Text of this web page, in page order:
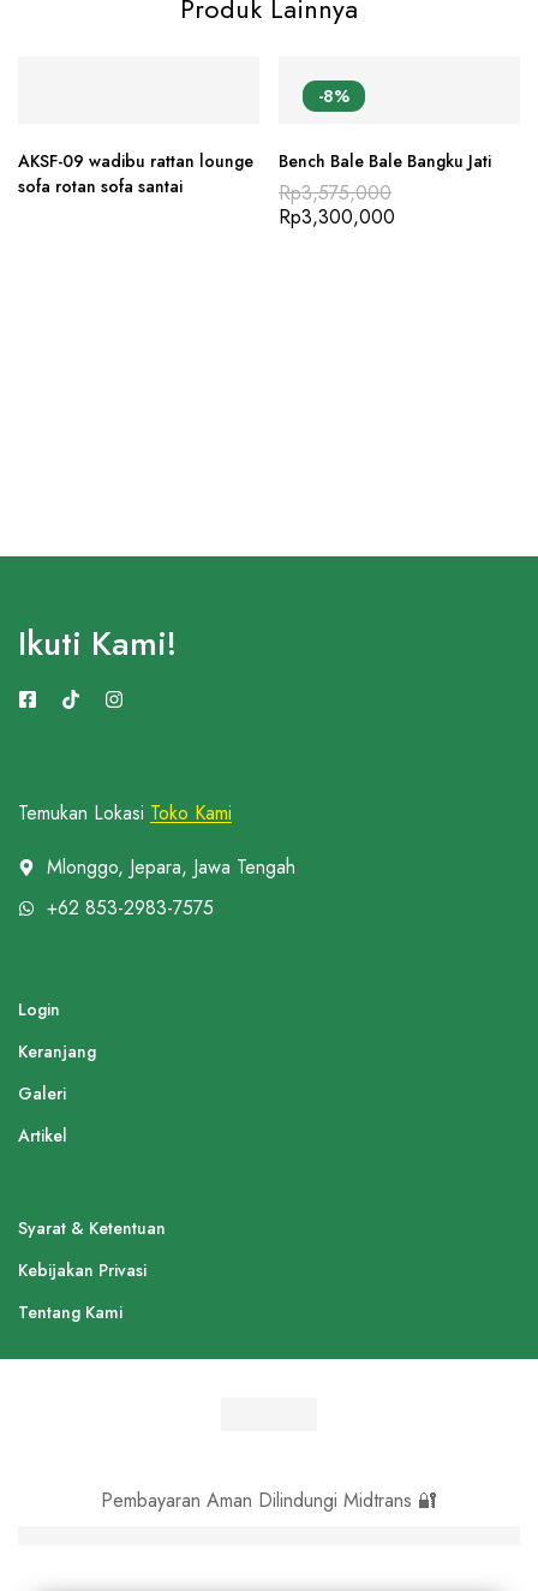
Produk Lainnya
AKSF-09 wadibu rattan lounge
sofa rotan sofa santai
-8%
Bench Bale Bale Bangku Jati
Rp3,575,000
Rp3,300,000
Temukan Lokasi Toko Kami
Mlonggo, Jepara, Jawa Tengah
+62 853-2983-7575
Login
Keranjang
Galeri
Artikel
Syarat & Ketentuan
Kebijakan Privasi
Tentang Kami
Ikuti Kami!
Pembayaran Aman Dilindungi Midtrans 🔐